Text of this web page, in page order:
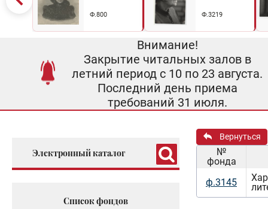
Ф.800 Ф.3219
Внимание!
Закрытие читальных залов в
летний период с 10 по 23 августа.
Последний день приема
требований 31 июля.
Электронный каталог
Список фондов
Вернуться
№
фонда
ф.3145